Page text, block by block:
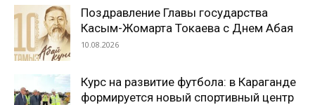
Поздравление Главы государства
Касым-Жомарта Токаева с Днем Абая
10.08.2026
Курс на развитие футбола: в Караганде
формируется новый спортивный центр